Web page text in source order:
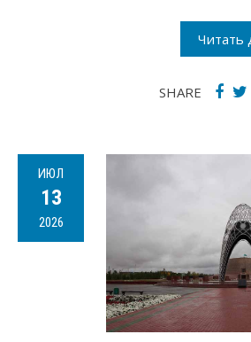
Читать
SHARE
ИЮЛ
13
2026